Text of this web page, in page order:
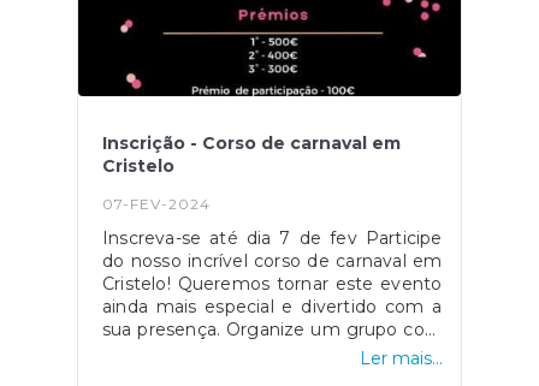
Inscrição - Corso de carnaval em
Cristelo
07-FEV-2024
Inscreva-se até dia 7 de fev Participe
do nosso incrível corso de carnaval em
Cristelo! Queremos tornar este evento
ainda mais especial e divertido com a
sua presença. Organize um grupo com
pelo menos 5 pessoas e garanta o
Ler mais...